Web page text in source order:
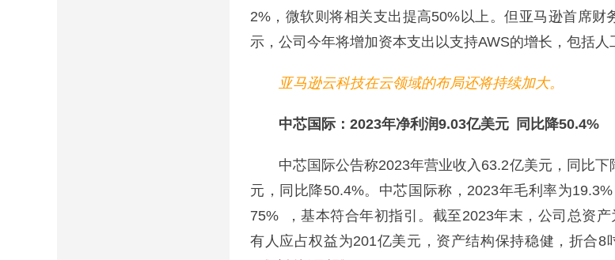
2%，微软则将相关支出提高50%以上。但亚马逊首席财
示，公司今年将增加资本支出以支持AWS的增长，包括
亚马逊云科技在云领域的布局还将持续加大。
中芯国际：2023年净利润9.03亿美元 同比降50.4%
中芯国际公告称2023年营业收入63.2亿美元，同比下
元，同比降50.4%。中芯国际称，2023年毛利率为
75% ，基本符合年初指引。截至2023年末，公司总资
有人应占权益为201亿美元，资产结构保持稳健，折合8